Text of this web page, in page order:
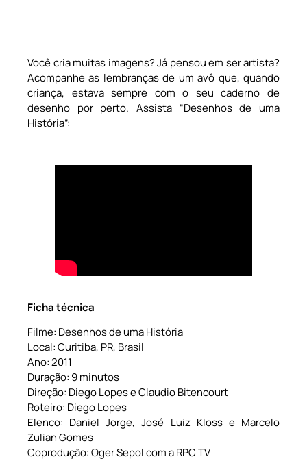
Você cria muitas imagens? Já pensou em ser artista?
Acompanhe as lembranças de um avô que, quando
criança, estava sempre com o seu caderno de
desenho por perto. Assista “Desenhos de uma
História”:
Ficha técnica
Filme: Desenhos de uma História
Local: Curitiba, PR, Brasil
Ano: 2011
Duração: 9 minutos
Direção: Diego Lopes e Claudio Bitencourt
Roteiro: Diego Lopes
Elenco: Daniel Jorge, José Luiz Kloss e Marcelo
Zulian Gomes
Coprodução: Oger Sepol com a RPC TV